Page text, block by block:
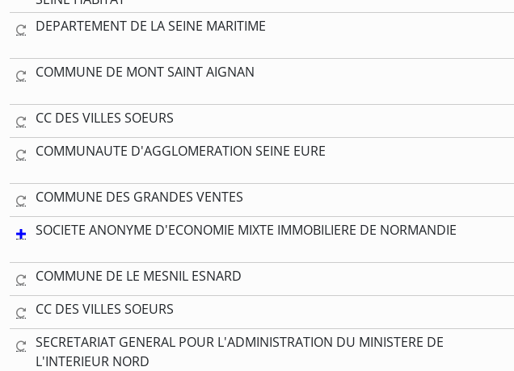
DEPARTEMENT DE LA SEINE MARITIME
COMMUNE DE MONT SAINT AIGNAN
CC DES VILLES SOEURS
COMMUNAUTE D'AGGLOMERATION SEINE EURE
COMMUNE DES GRANDES VENTES
SOCIETE ANONYME D'ECONOMIE MIXTE IMMOBILIERE DE NORMANDIE
COMMUNE DE LE MESNIL ESNARD
CC DES VILLES SOEURS
SECRETARIAT GENERAL POUR L'ADMINISTRATION DU MINISTERE DE
L'INTERIEUR NORD